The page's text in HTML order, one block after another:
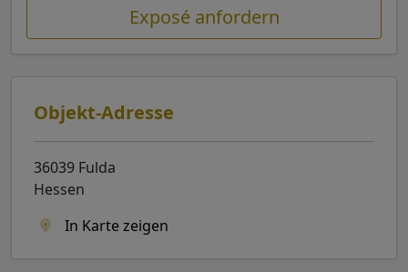
Exposé anfordern
Objekt-Adresse
36039 Fulda
Hessen
In Karte zeigen